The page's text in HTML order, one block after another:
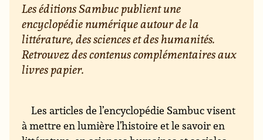
Les éditions Sambuc publient une
encyclopédie numérique autour de la
littérature, des sciences et des humanités.
Retrouvez des contenus complémentaires aux
livres papier.
Les articles de l’encyclopédie Sambuc visent
à mettre en lumière l’histoire et le savoir en